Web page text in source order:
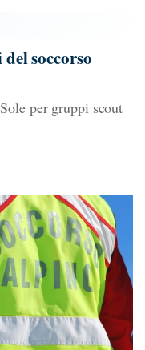
soccorso
per gruppi scout